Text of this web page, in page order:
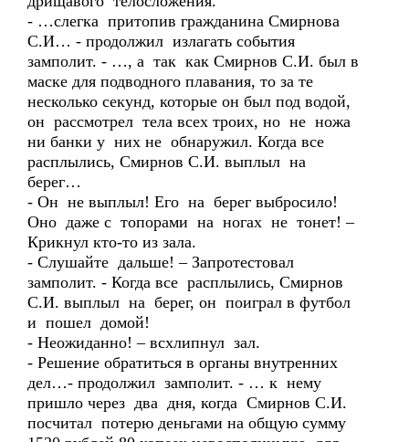
- …слегка притопив гражданина Смирнова
С.И… - продолжил излагать события
замполит. - …, а так как Смирнов С.И. был в
маске для подводного плавания, то за те
несколько секунд, которые он был под водой,
он рассмотрел тела всех троих, но не ножа
ни банки у них не обнаружил. Когда все
расплылись, Смирнов С.И. выплыл на
берег…
- Он не выплыл! Его на берег выбросило!
Оно даже с топорами на ногах не тонет! –
Крикнул кто-то из зала.
- Слушайте дальше! – Запротестовал
замполит. - Когда все расплылись, Смирнов
С.И. выплыл на берег, он поиграл в футбол
и пошел домой!
- Неожиданно! – всхлипнул зал.
- Решение обратиться в органы внутренних
дел…- продолжил замполит. - … к нему
пришло через два дня, когда Смирнов С.И.
посчитал потерю деньгами на общую сумму